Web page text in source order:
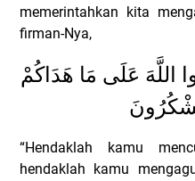
memerintahkan kita
firman-Nya,
اللَّهَ عَلَى مَا هَدَاكُمْ
“Hendaklah kamu
hendaklah kamu